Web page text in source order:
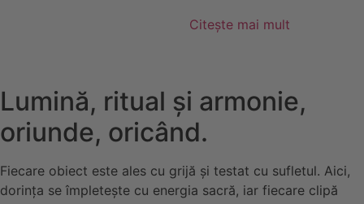
Citește mai mult
Lumină, ritual și armonie,
oriunde, oricând.
Fiecare obiect este ales cu grijă și testat cu sufletul. Aici,
dorința se împletește cu energia sacră, iar fiecare clipă